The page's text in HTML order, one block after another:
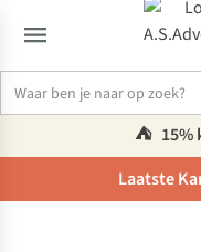
⛺️ 15%
Laatste